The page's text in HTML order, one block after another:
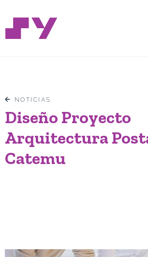
NOTICIAS
Diseño Proyecto
Arquitectura
Catemu